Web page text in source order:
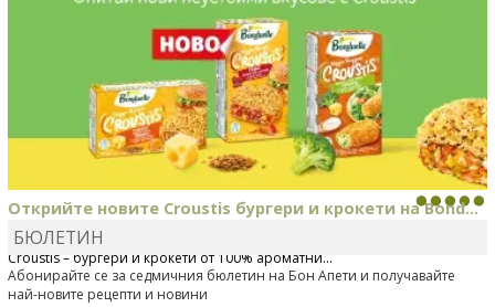
Открийте новите Croustis бургери и крокети на Bond...
Bonduelle току-що представи нова вълнуваща продуктова линия
Croustis – бургери и крокети от 100% ароматни...
БЮЛЕТИН
Абонирайте се за седмичния бюлетин на Бон Апети и получавайте
най-новите рецепти и новини